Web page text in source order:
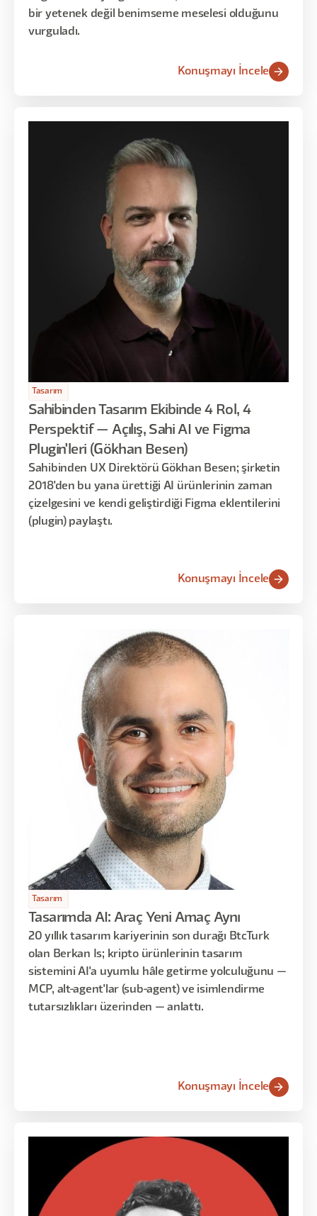
bir yetenek değil benimseme meselesi olduğunu
vurguladı.
Konuşmayı İncele
Tasarım
Sahibinden Tasarım Ekibinde 4 Rol, 4
Perspektif — Açılış, Sahi AI ve Figma
Plugin'leri (Gökhan Besen)
Sahibinden UX Direktörü Gökhan Besen; şirketin
2018'den bu yana ürettiği AI ürünlerinin zaman
çizelgesini ve kendi geliştirdiği Figma eklentilerini
(plugin) paylaştı.
Konuşmayı İncele
Tasarım
Tasarımda AI: Araç Yeni Amaç Aynı
20 yıllık tasarım kariyerinin son durağı BtcTurk
olan Berkan Is; kripto ürünlerinin tasarım
sistemini AI'a uyumlu hâle getirme yolculuğunu —
MCP, alt-agent'lar (sub-agent) ve isimlendirme
tutarsızlıkları üzerinden — anlattı.
Konuşmayı İncele